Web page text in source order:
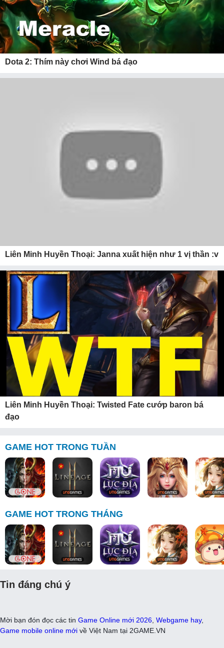
Dota 2: Thím này chơi Wind bá đạo
Liên Minh Huyền Thoại: Janna xuất hiện như 1 vị thần :v
Liên Minh Huyền Thoại: Twisted Fate cướp baron bá
đạo
GAME HOT TRONG TUẦN
GAME HOT TRONG THÁNG
Tin đáng chú ý
Mời bạn đón đọc các tin Game Online mới 2026 Webgame hay,
Game mobile online mới về Việt Nam tại 2GAME.VN